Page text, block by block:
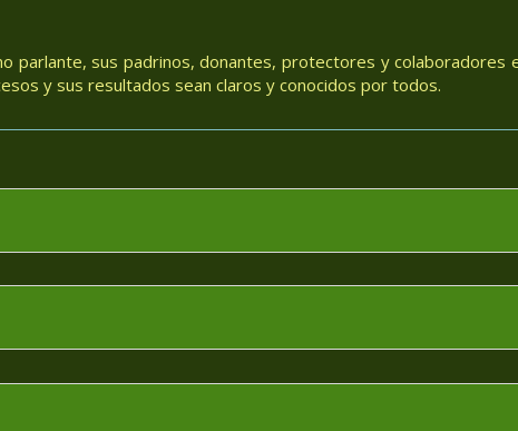
parlante, sus padrinos, donantes, protectores y colaboradores
y sus resultados sean claros y conocidos por todos.